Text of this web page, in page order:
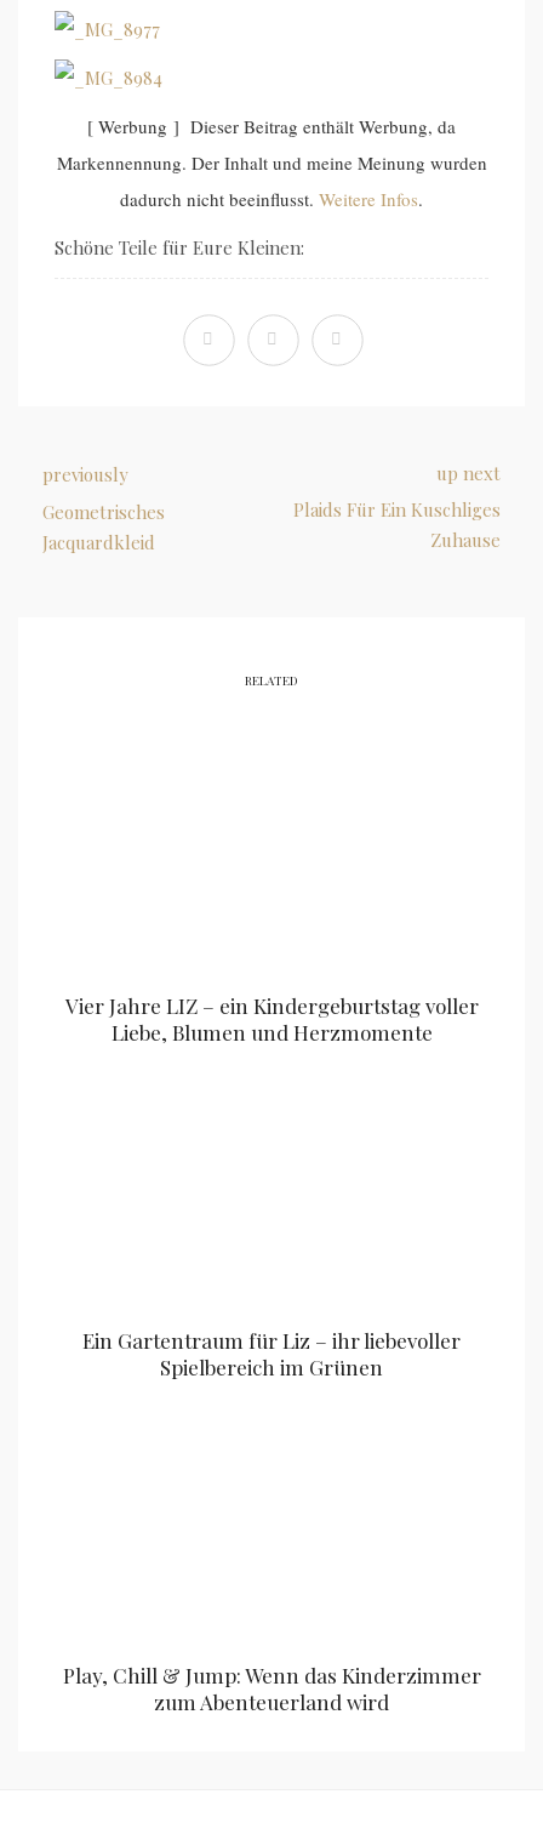
[ Werbung ] Dieser Beitrag enthält Werbung, da
Markennennung. Der Inhalt und meine Meinung wurden
dadurch nicht beeinflusst. Weitere Infos.
Schöne Teile für Eure Kleinen:
previously
Geometrisches
Jacquardkleid
up next
Plaids Für Ein Kuschliges
Zuhause
RELATED
Vier Jahre LIZ – ein Kindergeburtstag voller
Liebe, Blumen und Herzmomente
Ein Gartentraum für Liz – ihr liebevoller
Spielbereich im Grünen
Play, Chill & Jump: Wenn das Kinderzimmer
zum Abenteuerland wird